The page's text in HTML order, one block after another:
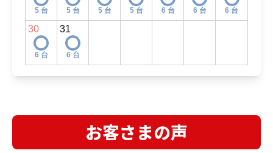
お客さまの声